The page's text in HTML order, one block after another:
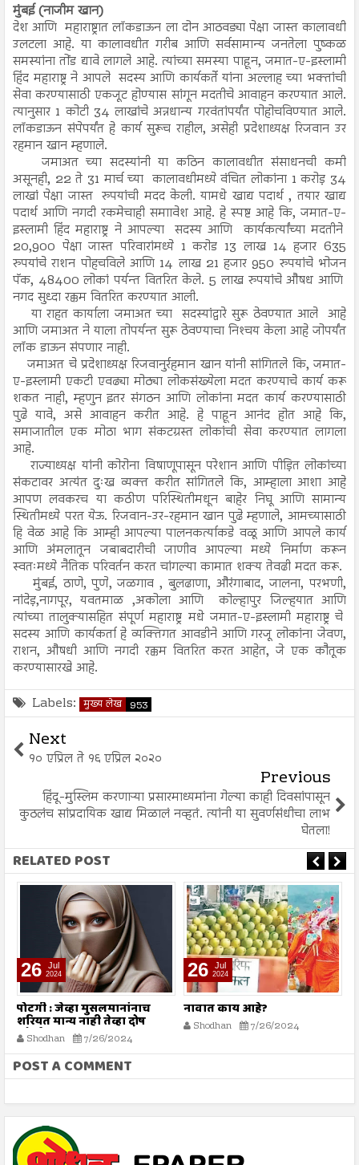
मुंबई (नाजीम खान)
देश आणि महाराष्ट्रात लॉकडाऊन ला दोन आठवड्या पेक्षा जास्त कालावधी
उलटला आहे. या कालावधीत गरीब आणि सर्वसामान्य जनतेला पुष्कळ
समस्यांना तोंड द्यावे लागले आहे. त्यांच्या समस्या पाहून, जमात-ए-इस्लामी
हिंद महाराष्ट्र ने आपले सदस्य आणि कार्यकर्ते यांना अल्लाह च्या भक्तांची
सेवा करण्यासाठी एकजूट होण्यास सांगून मदतीचे आवाहन करण्यात आले.
त्यानुसार 1 कोटी 34 लाखांचे अन्नधान्य गरवंतांपर्यंत पोहोचविण्यात आले.
लॉकडाऊन संपेपर्यंत हे कार्य सुरूच राहील, असेही प्रदेशाध्यक्ष रिजवान उर
रहमान खान म्हणाले.
जमाअत च्या सदस्यांनी या कठिन कालावधीत संसाधनची कमी
असूनही, 22 ते 31 मार्च च्या कालावधीमध्ये वंचित लोकांना 1 करोड़ 34
लाखां पेक्षा जास्त रुपयांची मदद केली. यामधे खाद्य पदार्थ , तयार खाद्य
पदार्थ आणि नगदी रकमेचाही समाावेश आहे. हे स्पष्ट आहे कि, जमात-ए-
इस्लामी हिंद महाराष्ट्र ने आपल्या सदस्य आणि कार्यकर्त्यांच्या मदतीने
20,900 पेक्षा जास्त परिवारांमध्ये 1 करोड 13 लाख 14 हजार 635
रुपयांचे राशन पोहचविले आणि 14 लाख 21 हजार 950 रुपयांचे भोजन
पॅक, 48400 लोकां पर्यन्त वितरित केले. 5 लाख रुपयांचे औषध आणि
नगद सुध्दा रक्कम वितरित करण्यात आली.
या राहत कार्याला जमाअत च्या सदस्यांद्वारे सुरू ठेवण्यात आले आहे
आणि जमाअत ने याला तोपर्यन्त सुरू ठेवण्याचा निश्‍चय केला आहे जोपर्यंत
लॉक डाऊन संपणार नाही.
जमाअत चे प्रदेशाध्यक्ष रिजवानुर्रहमान खान यांनी सांगितले कि, जमात-
ए-इस्लामी एकटी एवढ्या मोठ्या लोकसंख्येला मदत करण्याचे कार्य करू
शकत नाही, म्हणुन इतर संगठन आणि लोकांना मदत कार्य करण्यासाठी
पुढे यावे, असे आवाहन करीत आहे. हे पाहून आनंद होत आहे कि,
समाजातील एक मोठा भाग संकटग्रस्त लोकांची सेवा करण्यात लागला
आहे.
राज्याध्यक्ष यांनी कोरोना विषाणूपासून परेशान आणि पीड़ित लोकांच्या
संकटावर अत्यंत दुःख व्यक्त करीत सांगितले कि, आम्हाला आशा आहे
आपण लवकरच या कठीण परिस्थितीमधून बाहेर निघू आणि सामान्य
स्थितीमध्ये परत येऊ. रिजवान-उर-रहमान खान पुढे म्हणाले, आमच्यासाठी
हि वेळ आहे कि आम्ही आपल्या पालनकर्त्याकडे वळू आणि आपले कार्य
आणि अंमलातून जबाबदारीची जाणीव आपल्या मध्ये निर्माण करून
स्वतःमध्ये नैतिक परिवर्तन करत चांगल्या कामात शक्य तेवढी मदत करू.
मुंबई, ठाणे, पुणे, जळगाव , बुलढाणा, औरंगाबाद, जालना, परभणी,
नांदेड़,नागपूर, यवतमाळ ,अकोला आणि कोल्हापुर जिल्हयात आणि
त्यांच्या तालुक्यासहित संपूर्ण महाराष्ट्र मधे जमात-ए-इस्लामी महाराष्ट्र चे
सदस्य आणि कार्यकर्ता हे व्यक्तिगत आवडीने आणि गरजू लोकांना जेवण,
राशन, औषधी आणि नगदी रक्कम वितरित करत आहेत, जे एक कौतूक
करण्यासारखे आहे.
Labels: मुख्य लेख 953
Next
१० एप्रिल ते १६ एप्रिल २०२०
Previous
हिंदू-मुस्लिम करणाऱ्या प्रसारमाध्यमांना गेल्या काही दिवसांपासून
कुठलंच सांप्रदायिक खाद्य मिळालं नव्हतं. त्यांनी या सुवर्णसंधीचा लाभ
घेतला!
RELATED POST
26 Jul
2024
पोटगी : जेव्हा मुसलमानांनाच
शरियत मान्य नाही तेव्हा दोष
कोर्टाला कसा द्यावा?
Shodhan 7/26/2024
26 Jul
2024
नावात काय आहे?
Shodhan 7/26/2024
POST A COMMENT